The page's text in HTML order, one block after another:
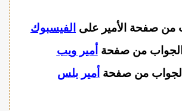
من صفحة الأمير على الفيسبوك
من صفحة أمير ويب
من صفحة أمير بلس